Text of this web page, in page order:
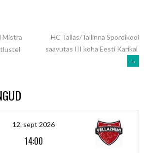
Mistra
HC Tallas/Tallinna Spordikool
saavutas III koha Eesti Karikal
→
12. sept 2026
14:00